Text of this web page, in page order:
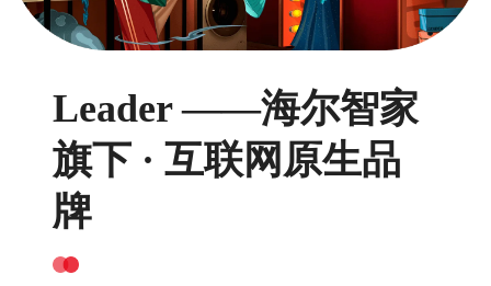
Leader ——海尔智家
旗下 · 互联网原生品
牌